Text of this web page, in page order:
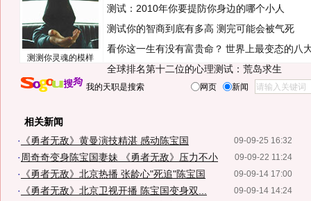
测测你灵魂的模样
测试：2010年你要提防你身边的哪个小人
测试你的智商到底有多高 测完可能会被气死
看你这一生有没有富贵命？ 世界上最变态的八
全球排名第十二位的心理测试：荒岛求生
我的天职是搜索 网页 新闻
相关新闻
09-09-25 16:32
· 《勇者无敌》黄曼演技精湛 感动陈宝国
09-09-22 11:24
· 周奇奇变身陈宝国妻妹 《勇者无敌》压力不小
09-09-14 17:00
· 《勇者无敌》北京热播 张龄心"死追"陈宝国
09-09-14 14:24
· 《勇者无敌》北京卫视开播 陈宝国变身双...